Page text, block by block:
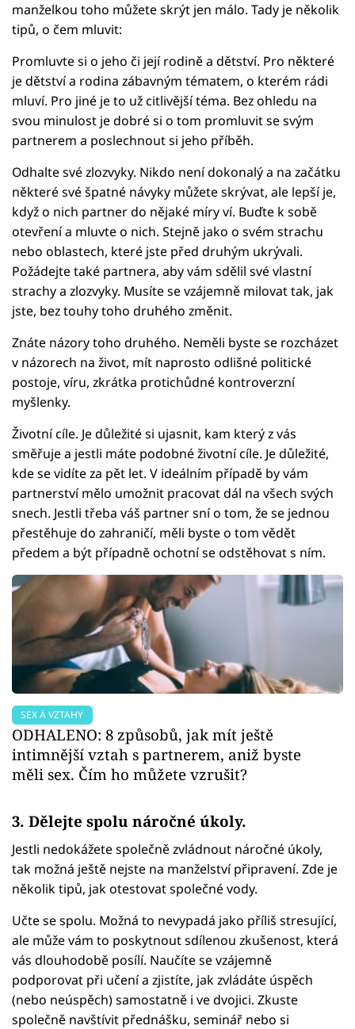
manželkou toho můžete skrýt jen málo. Tady je několik
tipů, o čem mluvit:
Promluvte si o jeho či její rodině a dětství. Pro některé
je dětství a rodina zábavným tématem, o kterém rádi
mluví. Pro jiné je to už citlivější téma. Bez ohledu na
svou minulost je dobré si o tom promluvit se svým
partnerem a poslechnout si jeho příběh.
Odhalte své zlozvyky. Nikdo není dokonalý a na začátku
některé své špatné návyky můžete skrývat, ale lepší je,
když o nich partner do nějaké míry ví. Buďte k sobě
otevření a mluvte o nich. Stejně jako o svém strachu
nebo oblastech, které jste před druhým ukrývali.
Požádejte také partnera, aby vám sdělil své vlastní
strachy a zlozvyky. Musíte se vzájemně milovat tak, jak
jste, bez touhy toho druhého změnit.
Znáte názory toho druhého. Neměli byste se rozcházet
v názorech na život, mít naprosto odlišné politické
postoje, víru, zkrátka protichůdné kontroverzní
myšlenky.
Životní cíle. Je důležité si ujasnit, kam který z vás
směřuje a jestli máte podobné životní cíle. Je důležité,
kde se vidíte za pět let. V ideálním případě by vám
partnerství mělo umožnit pracovat dál na všech svých
snech. Jestli třeba váš partner sní o tom, že se jednou
přestěhuje do zahraničí, měli byste o tom vědět
předem a být případně ochotní se odstěhovat s ním.
SEX A VZTAHY
ODHALENO: 8 způsobů, jak mít ještě
intimnější vztah s partnerem, aniž byste
měli sex. Čím ho můžete vzrušit?
3. Dělejte spolu náročné úkoly.
Jestli nedokážete společně zvládnout náročné úkoly,
tak možná ještě nejste na manželství připravení. Zde je
několik tipů, jak otestovat společné vody.
Učte se spolu. Možná to nevypadá jako příliš stresující,
ale může vám to poskytnout sdílenou zkušenost, která
vás dlouhodobě posílí. Naučíte se vzájemně
podporovat při učení a zjistíte, jak zvládáte úspěch
(nebo neúspěch) samostatně i ve dvojici. Zkuste
společně navštívit přednášku, seminář nebo si